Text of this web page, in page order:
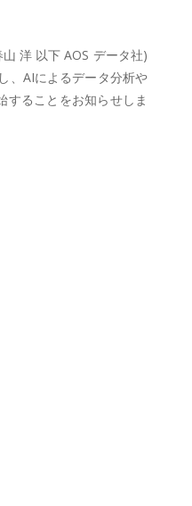
洋 以下 AOS データ社)
、AIによるデータ分析や
することをお知らせしま